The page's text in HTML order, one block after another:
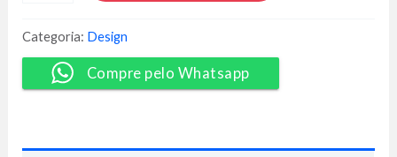
-
EBAC
quantidade
Categoria: Design
Compre pelo Whatsapp